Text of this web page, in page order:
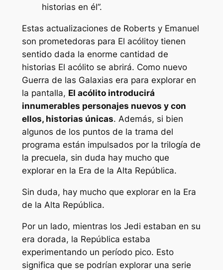
historias en él”.
Estas actualizaciones de Roberts y Emanuel
son prometedoras para El acólitoy tienen
sentido dada la enorme cantidad de
historias El acólito se abrirá. Como nuevo
Guerra de las Galaxias era para explorar en
la pantalla, El acólito introducirá
innumerables personajes nuevos y con
ellos, historias únicas. Además, si bien
algunos de los puntos de la trama del
programa están impulsados ​​por la trilogía de
la precuela, sin duda hay mucho que
explorar en la Era de la Alta República.
Sin duda, hay mucho que explorar en la Era
de la Alta República.
Por un lado, mientras los Jedi estaban en su
era dorada, la República estaba
experimentando un período pico. Esto
significa que se podrían explorar una serie